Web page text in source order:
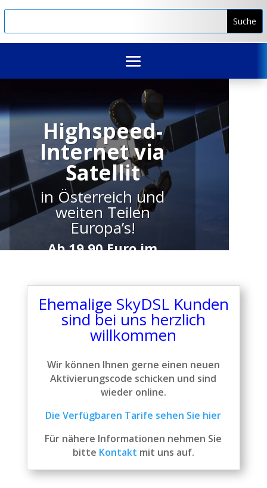
Highspeed-
Internet via
Satellit
in Österreich und
weiten Teilen
Europa’s!
Ab 19,90 Euro im
Highspeed
Internet über den
schnellsten
geostationärenInter
netsatelliten aller
Zeiten
Download
Ehemalige SkyDSL Kunden
sind bei uns herzlich
willkommen
Wir können Ihnen gerne einen neuen
Aktivierungscode schicken und sind
wieder online.
Die Verfügbaren Tarife sehen Sie hier
Für nähere Informationen nehmen Sie
bitte Kontakt mit uns auf.